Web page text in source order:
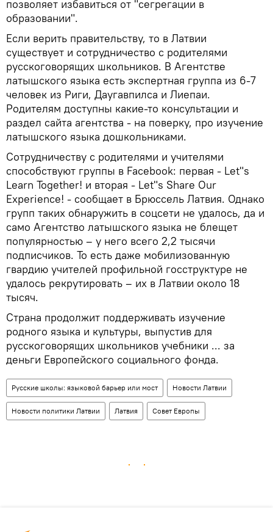
позволяет избавиться от "сегрегации в
образовании".
Если верить правительству, то в Латвии
существует и сотрудничество с родителями
русскоговорящих школьников. В Агентстве
латышского языка есть экспертная группа из 6-7
человек из Риги, Даугавпилса и Лиепаи.
Родителям доступны какие-то консультации и
раздел сайта агентства - на поверку, про изучение
латышского языка дошкольниками.
Сотрудничеству с родителями и учителями
способствуют группы в Facebook: первая - Let"s
Learn Together! и вторая - Let"s Share Our
Experience! - сообщает в Брюссель Латвия. Однако
групп таких обнаружить в соцсети не удалось, да и
само Агентство латышского языка не блещет
популярностью – у него всего 2,2 тысячи
подписчиков. То есть даже мобилизованную
гвардию учителей профильной госструктуре не
удалось рекрутировать – их в Латвии около 18
тысяч.
Страна продолжит поддерживать изучение
родного языка и культуры, выпустив для
русскоговорящих школьников учебники ... за
деньги Европейского социального фонда.
Русские школы: языковой барьер или мост Новости Латвии
Новости политики Латвии Латвия Совет Европы